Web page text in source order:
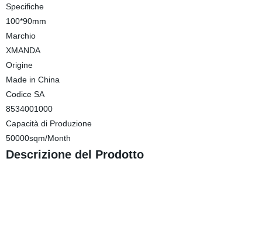
Specifiche
100*90mm
Marchio
XMANDA
Origine
Made in China
Codice SA
8534001000
Capacità di Produzione
50000sqm/Month
Descrizione del Prodotto